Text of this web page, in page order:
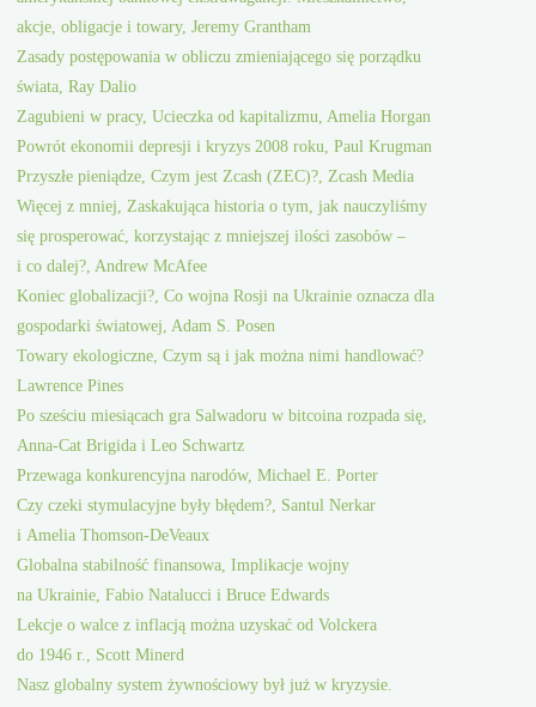
akcje, obligacje i towary, Jeremy Grantham
Zasady postępowania w obliczu zmieniającego się porządku
świata, Ray Dalio
Zagubieni w pracy, Ucieczka od kapitalizmu, Amelia Horgan
Powrót ekonomii depresji i kryzys 2008 roku, Paul Krugman
Przyszłe pieniądze, Czym jest Zcash (ZEC)?, Zcash Media
Więcej z mniej, Zaskakująca historia o tym, jak nauczyliśmy
się prosperować, korzystając z mniejszej ilości zasobów –
i co dalej?, Andrew McAfee
Koniec globalizacji?, Co wojna Rosji na Ukrainie oznacza dla
gospodarki światowej, Adam S. Posen
Towary ekologiczne, Czym są i jak można nimi handlować?
Lawrence Pines
Po sześciu miesiącach gra Salwadoru w bitcoina rozpada się,
Anna-Cat Brigida i Leo Schwartz
Przewaga konkurencyjna narodów, Michael E. Porter
Czy czeki stymulacyjne były błędem?, Santul Nerkar
i Amelia Thomson-DeVeaux
Globalna stabilność finansowa, Implikacje wojny
na Ukrainie, Fabio Natalucci i Bruce Edwards
Lekcje o walce z inflacją można uzyskać od Volckera
do 1946 r., Scott Minerd
Nasz globalny system żywnościowy był już w kryzysie.